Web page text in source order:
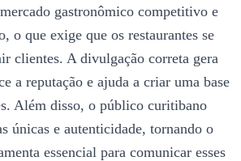
gastronômico competitivo e
o que exige que os restaurantes se
clientes. A divulgação correta gera
a reputação e ajuda a criar uma base
Além disso, o público curitibano
únicas e autenticidade, tornando o
essencial para comunicar esses